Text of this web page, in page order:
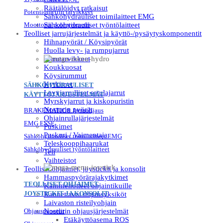
Räätälöidyt ratkaisut
Sähköhydrauliset toimilaitteet EMG
Sähköhydrauliset työntölaitteet
Teolliset jarrujärjestelmät ja käyttö-/pysäytyskomponentit
Hihnapyörät / Köysipyörät
Huolla levy- ja rumpujarrut
Jarrutarvikkeet
Koukkuosat
Köysirummut
Kytkimet
Levyjarrulliset satulajarrut
Myrskyjarrut ja kiskopuristin
Nosturin pyörät
Ohjainrullajärjestelmät
Puskimet
Puskuri / Vaimentaja
Teleskooppihaarukat
Teli
Vaihteistot
Teolliset ohjaimet, joystickit ja konsolit
Hammaspyörärajakytkimet
Kämmenotteet ohjaintikuille
Kannettavat ohjausyksiköt
Laivaston risteilyohjain
Nosturin ohjausjärjestelmät
Etäkäyttöasema ROS
Potentiometrin tarvikkeet
Moottorin potentiometri
SÄHKÖHYDRAULISET
KÄYTTÖJÄRJESTELMÄT
BRAKEMATIC® Jarruohjaus
EMG ESSE
Sähköhydrauliset toimilaitteet EMG
Sähköhydrauliset työntölaitteet
TEOLLISET OHJAIMET,
JOYSTICKIT JA KONSOLIT
Ohjauspaneelit